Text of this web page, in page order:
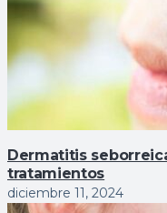
Dermatitis
tratamientos
diciembre 11, 2024